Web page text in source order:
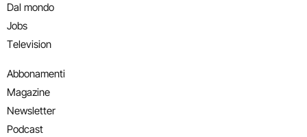
Dal mondo
Jobs
Television
Abbonamenti
Magazine
Newsletter
Podcast